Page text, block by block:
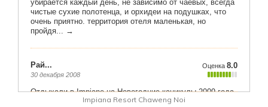
Impiana Resort Chaweng Noi